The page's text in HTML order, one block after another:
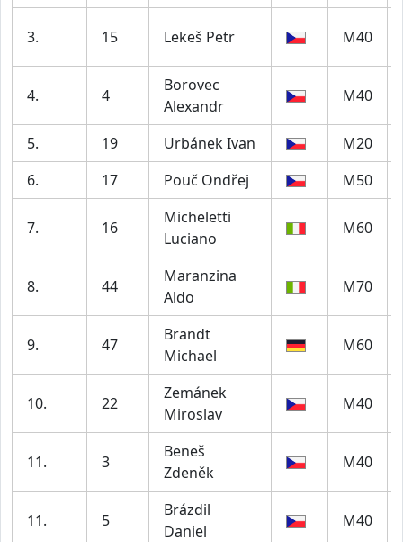
3. 15 Lekeš Petr M40
4. 4
Borovec
Alexandr
M40
5. 19 Urbánek Ivan M20
6.
17 Pouč Ondřej M50
7. 16
Micheletti
Luciano
M60
8. 44
Maranzina
Aldo
M70
9. 47
Brandt
Michael
M60
10. 22
Zemánek
Miroslav
M40
11. 3
Beneš
Zdeněk
M40
11. 5
Brázdil
Daniel
M40